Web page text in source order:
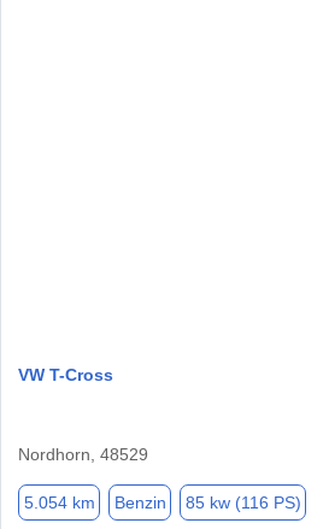
VW T-Cross
Nordhorn, 48529
5.054 km Benzin 85 kw (116 PS)